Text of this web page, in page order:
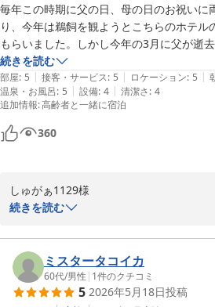
長良川温泉 十八楼
2026-07-07
岐阜市に旅行に行きたいと思ってる方の参
十八楼様この度は誠にありがとうございま
葉を頂戴いたしましたことは調理スタッ
みでございます。
またお部屋からの長良川の眺望や静かな
休みいただけたとのこと何よりでござい
長良川や岐阜城、城下町の風情など岐阜
たご様子を嬉しく拝見いたしました。
さらにスタッフの接客につきましても温
お客様からのお言葉は若いスタッフにと
ります。
ましたことを大変光栄に存じます。
これからも皆さまのご期待にお応えでき
スタッフ一同努めてまいります。
毎年この時期に父の日、母の日のお祝いに
り、今年は鵜飼を観ようとこちらのホテル
もらいました。しかし今年の3月に父が逝
人旅となりました。
満足度は非常に高いホテルでした。
大した荷物の量ではなかったですが、駐車
んでくださったり、部屋の担当の方は研修
ましたが説明はわかりやすく丁寧でした。
清掃の方々を含め、非常にフレンドリーで
部屋は露天風呂付きの特別室？だったので
良川がよく見えるし、マッサージチェアは
つでも入れるし、エレベーターは近いし（
グ？）はどのように使えばよかったのか
この部屋はベッドを２台入れてもいいかも
夕食は量より質を重視プランでしたが、十
た。どれもおいしく、盛り付けもきれいで
続きを読む
部屋: 5 | 接客・サービス: 5 | ロケーション: 5 |
温泉・お風呂: 5 | 設備: 4 | 清潔さ: 4
追加情報:高齢者と一緒に宿泊
360
しゅがぁ1129様
思い出の数々をご共有いただきお楽しみ
何よりこの上なく嬉しく存じます。
毎年のご家族旅行として、また大切なお
続きを読む
ミスタータコイカ
60代/男性 | 1件のクチコミ
5 2026年5月18日投稿